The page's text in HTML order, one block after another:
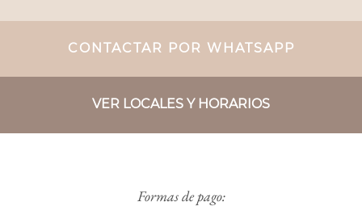
CONTACTAR POR WHATSAPP
VER LOCALES Y HORARIOS
Formas de pago: